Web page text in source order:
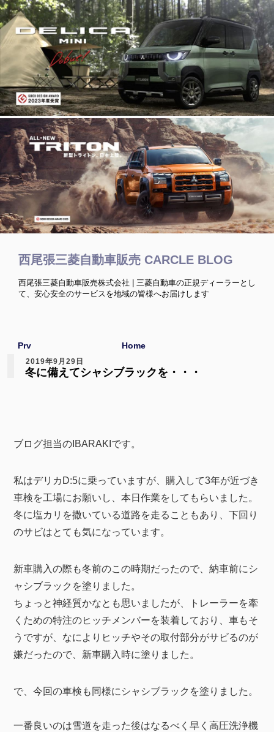
西尾張三菱自動車販売 CARCLE BLOG
西尾張三菱自動車販売株式会社 | 三菱自動車の正規ディーラーとし
て、安心安全のサービスを地域の皆様へお届けします
Prv Home
2019年9月29日
冬に備えてシャシブラックを・・・
ブログ担当のIBARAKIです。
私はデリカD:5に乗っていますが、購入して3年が近づき
車検を工場にお願いし、本日作業をしてもらいました。
冬に塩カリを撒いている道路を走ることもあり、下回り
のサビはとても気になっています。
新車購入の際も冬前のこの時期だったので、納車前にシ
ャシブラックを塗りました。
ちょっと神経質かなとも思いましたが、トレーラーを牽
くための特注のヒッチメンバーを装着しており、車もそ
うですが、なによりヒッチやその取付部分がサビるのが
嫌だったので、新車購入時に塗りました。
で、今回の車検も同様にシャシブラックを塗りました。
一番良いのは雪道を走った後はなるべく早く高圧洗浄機